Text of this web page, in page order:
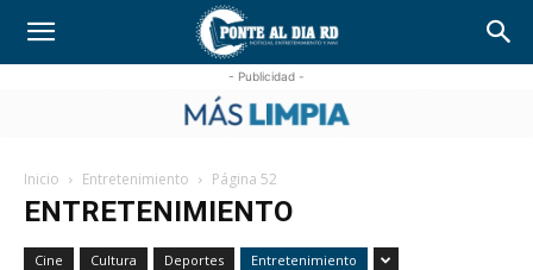
- Publicidad -
Inicio Entretenimiento Página 52
ENTRETENIMIENTO
Cine Cultura Deportes Entretenimiento